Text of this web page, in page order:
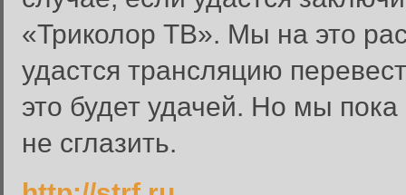
«Триколор ТВ». Мы на это
удастся трансляцию
это будет удачей. Но мы
не сглазить.